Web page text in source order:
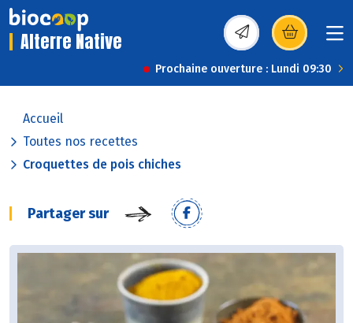
Alterre Native (s’ouvre dans une
Prochaine ouverture : Lundi 09:30
Accueil
Toutes nos recettes
Croquettes de pois chiches
Partager sur